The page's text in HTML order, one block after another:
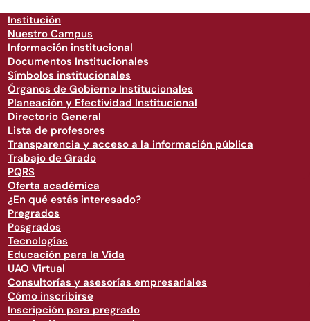
Institución
Nuestro Campus
Información institucional
Documentos Institucionales
Símbolos institucionales
Órganos de Gobierno Institucionales
Planeación y Efectividad Institucional
Directorio General
Lista de profesores
Transparencia y acceso a la información pública
Trabajo de Grado
PQRS
Oferta académica
¿En qué estás interesado?
Pregrados
Posgrados
Tecnologías
Educación para la Vida
UAO Virtual
Consultorías y asesorías empresariales
Cómo inscribirse
Inscripción para pregrado